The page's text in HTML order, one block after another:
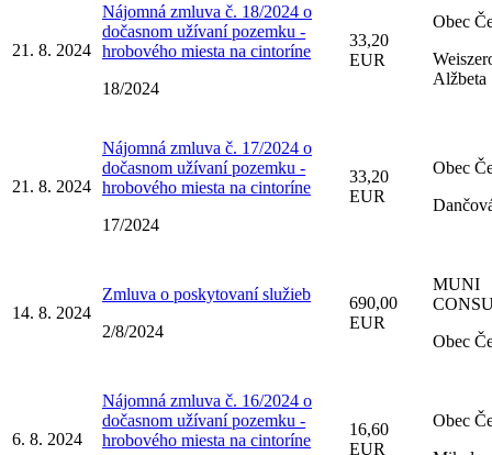
21. 8. 2024
Nájomná zmluva č. 18/2024 o
dočasnom užívaní pozemku -
hrobového miesta na cintoríne
18/2024
33,20
EUR
Obec
Alžbeta
21. 8. 2024
Nájomná zmluva č. 17/2024 o
dočasnom užívaní pozemku -
hrobového miesta na cintoríne
17/2024
33,20
EUR
Obec
14. 8. 2024
Zmluva o poskytovaní služieb
2/8/2024
690,00
EUR
MUNI
Obec
6. 8. 2024
Nájomná zmluva č. 16/2024 o
dočasnom užívaní pozemku -
hrobového miesta na cintoríne
16,60
EUR
Obec